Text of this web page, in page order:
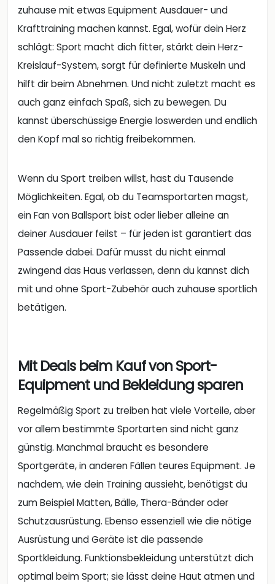
zuhause mit etwas Equipment Ausdauer- und
Krafttraining machen kannst. Egal, wofür dein Herz
schlägt: Sport macht dich fitter, stärkt dein Herz-
Kreislauf-System, sorgt für definierte Muskeln und
hilft dir beim Abnehmen. Und nicht zuletzt macht es
auch ganz einfach Spaß, sich zu bewegen. Du
kannst überschüssige Energie loswerden und endlich
den Kopf mal so richtig freibekommen.
Wenn du Sport treiben willst, hast du Tausende
Möglichkeiten. Egal, ob du Teamsportarten magst,
ein Fan von Ballsport bist oder lieber alleine an
deiner Ausdauer feilst – für jeden ist garantiert das
Passende dabei. Dafür musst du nicht einmal
zwingend das Haus verlassen, denn du kannst dich
mit und ohne Sport-Zubehör auch zuhause sportlich
betätigen.
Mit Deals beim Kauf von Sport-
Equipment und Bekleidung sparen
Regelmäßig Sport zu treiben hat viele Vorteile, aber
vor allem bestimmte Sportarten sind nicht ganz
günstig. Manchmal braucht es besondere
Sportgeräte, in anderen Fällen teures Equipment. Je
nachdem, wie dein Training aussieht, benötigst du
zum Beispiel Matten, Bälle, Thera-Bänder oder
Schutzausrüstung. Ebenso essenziell wie die nötige
Ausrüstung und Geräte ist die passende
Sportkleidung. Funktionsbekleidung unterstützt dich
optimal beim Sport; sie lässt deine Haut atmen und